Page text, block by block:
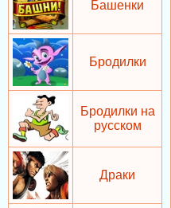
Башенки
Бродилки
Бродилки на
русском
Драки